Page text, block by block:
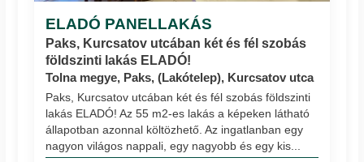
ELADÓ PANELLAKÁS
Paks, Kurcsatov utcában két és fél szobás
földszinti lakás ELADÓ!
Tolna megye, Paks, (Lakótelep), Kurcsatov utca
Paks, Kurcsatov utcában két és fél szobás földszinti
lakás ELADÓ! Az 55 m2-es lakás a képeken látható
állapotban azonnal költözhető. Az ingatlanban egy
nagyon világos nappali, egy nagyobb és egy kis...